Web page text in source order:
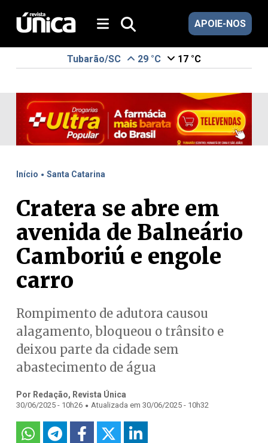
APOIE-NOS
Tubarão/SC 29 °C 17 °C
Início . Santa Catarina
Cratera se abre em
avenida de Balneário
Camboriú e engole
carro
Rompimento de adutora causou
alagamento, bloqueou o trânsito e
deixou parte da cidade sem
abastecimento de água
Por Redação, Revista Única
30/06/2025 - 10h26 . Atualizada em 30/06/2025 - 10h32